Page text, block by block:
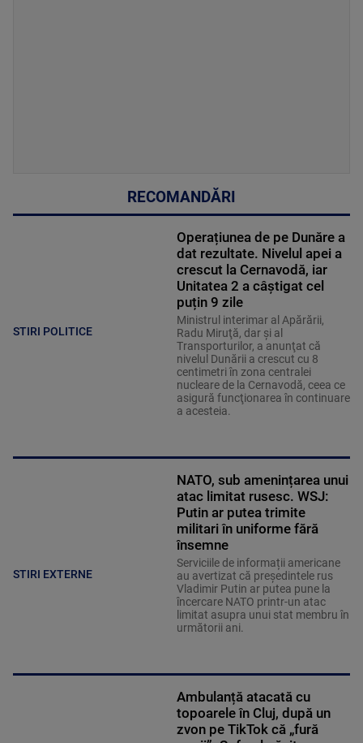
RECOMANDĂRI
STIRI POLITICE
Operațiunea de pe Dunăre a
dat rezultate. Nivelul apei a
crescut la Cernavodă, iar
Unitatea 2 a câștigat cel
puțin 9 zile
Ministrul interimar al Apărării,
Radu Miruţă, dar şi al
Transporturilor, a anunţat că
nivelul Dunării a crescut cu 8
centimetri în zona centralei
nucleare de la Cernavodă, ceea ce
asigură funcţionarea în continuare
a acesteia.
STIRI EXTERNE
NATO, sub amenințarea unui
atac limitat rusesc. WSJ:
Putin ar putea trimite
militari în uniforme fără
însemne
Serviciile de informații americane
au avertizat că președintele rus
Vladimir Putin ar putea pune la
încercare NATO printr-un atac
limitat asupra unui stat membru în
următorii ani.
Ambulanță atacată cu
topoarele în Cluj, după un
zvon pe TikTok că „fură